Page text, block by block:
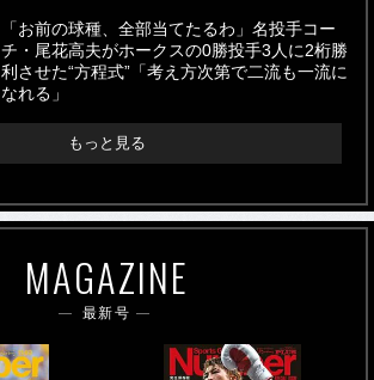
「お前の球種、全部当てたるわ」名投手コー
チ・尾花高夫がホークスの0勝投手3人に2桁勝
利させた“方程式”「考え方次第で二流も一流に
なれる」
もっと見る
MAGAZINE
最新号